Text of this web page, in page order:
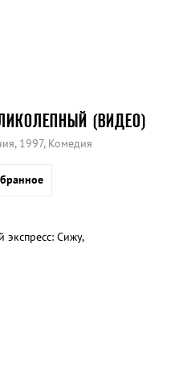
(ВИДЕО)
1997, Комедия